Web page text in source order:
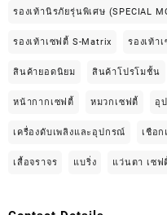
รองเท้านิรภัยรุ่นพิเศษ (SPECIAL
รองเท้าเซฟตี้ S-Matrix รองเท้า
สินค้ายอดนิยม สินค้าโปรโมชั้น
หน้ากากเซฟตี้ หมวกเซฟตี้ อุ
เครื่องดับเพลิงและอุปกรณ์ เชือก
เสื้อจราจร แบริ่ง แว่นตา เซฟ